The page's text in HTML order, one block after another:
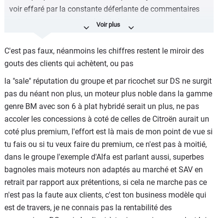
famille dont un de 2015 qui est sensé être le pire.
En revanche, si vous le suivez (courroie tout les 6 ans et
- quand bien même il viendrai un problème : votre moteur
est garanti 10 ans ou 175000 km, et je parle d'une
garantie constructeur, sur tous les véhicules neufs.
Évidemment, si vous faite l'entretien, cela va sans dire.
Même hors réseau. Pièce et main d'œuvre. A 100%. Quel
constructeur assume ceci aujourd’hui ?
- si néanmoins, malgré ceci, vous ne voulez pas de
courroie "humide" : DS 3 essence 100 ch = chaîne de
distribution ; DS 3 Hybride = chaîne de distribution, tout
comme DS 4 hybride. Ces moteurs Hybride n’ont plus que
40% de commun avec les anciennes version 1.2 EB2 dit
« Puretech ».
voir effaré par la constante déferlante de commentaires
qui s'apparente presque à de la haine. Je vois aussi un
quelque chose, personnellement ?
Je ne suis pas rémunéré par DS pour dire ce qui va suivre.
Et je ne suis assez critique sur :
- le temps que Stellantis met pour réagir sur certains
sujets
- L’arrivée beaucoup trop tardives de l’Hybride sur DS 3 /
DS 4 qui explique la baisse de commandes sur ces
modèle
- également sur le positionnement tarifaire de certains
produits de la gamme.
Néanmoins :
- le 1.2 Puretech est un moteur sensible nécessitant un
C'est pas faux, néanmoins les chiffres restent le miroir des
gouts des clients qui achètent, ou pas
la "sale" réputation du groupe et par ricochet sur DS ne surgit
pas du néant non plus, un moteur plus noble dans la gamme
genre BM avec son 6 à plat hybridé serait un plus, ne pas
accoler les concessions à coté de celles de Citroën aurait un
coté plus premium, l'effort est là mais de mon point de vue si
tu fais ou si tu veux faire du premium, ce n'est pas à moitié,
dans le groupe l'exemple d'Alfa est parlant aussi, superbes
bagnoles mais moteurs non adaptés au marché et SAV en
retrait par rapport aux prétentions, si cela ne marche pas ce
n'est pas la faute aux clients, c'est ton business modèle qui
est de travers, je ne connais pas la rentabilité des